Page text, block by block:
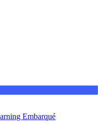
Embarqué